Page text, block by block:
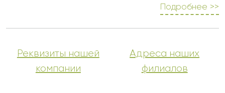
Подробнее >>
Реквизиты нашей
компании
Адреса наших
филиалов